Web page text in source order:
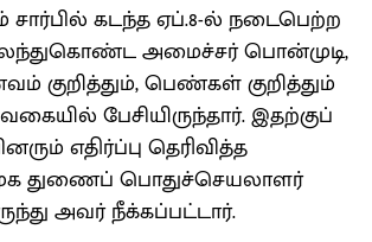
சார்பில் கடந்த ஏப்.8-ல் நடைபெற்ற
அமைச்சர் பொன்முடி,
பெண்கள் குறித்தும்
பேசியிருந்தார். இதற்குப்
எதிர்ப்பு தெரிவித்த
துணைப் பொதுச்செயலாளர்
அவர் நீக்கப்பட்டார்.